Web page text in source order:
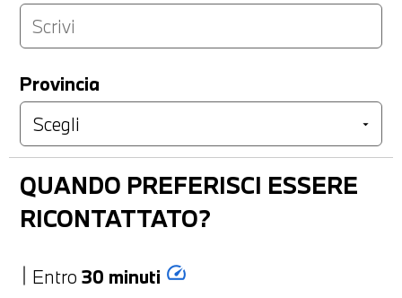
Provincia
QUANDO PREFERISCI ESSERE
RICONTATTATO?
Entro 30 minuti speed